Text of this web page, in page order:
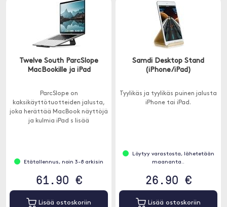
Twelve South ParcSlope
MacBookille ja iPad
ParcSlope on
kaksikäyttötuotteiden jalusta,
joka herättää MacBook näyttöjä
ja kulmia iPad s lisää
Etätallennus, noin 3-8 arkisin
61.90 €
Lisää ostoskoriin
Samdi Desktop Stand
(iPhone/iPad)
Tyylikäs ja tyylikäs puinen jalusta
iPhone tai iPad.
Löytyy varastosta, lähetetään
maananta..
26.90 €
Lisää ostoskoriin